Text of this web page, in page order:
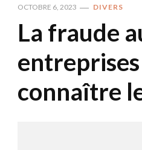
OCTOBRE 6, 2023 DIVERS
La fraude
entreprises
connaître